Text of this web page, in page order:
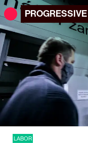
PROGRESSIVE
LABOR